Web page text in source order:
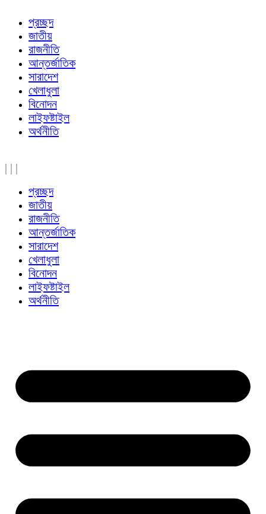
প্রচ্ছদ
জাতীয়
রাজনীতি
আন্তর্জাতিক
সারাদেশ
খেলাধুলা
বিনোদন
লাইফষ্টাইল
অর্থনীতি
| | |
প্রচ্ছদ
জাতীয়
রাজনীতি
আন্তর্জাতিক
সারাদেশ
খেলাধুলা
বিনোদন
লাইফষ্টাইল
অর্থনীতি